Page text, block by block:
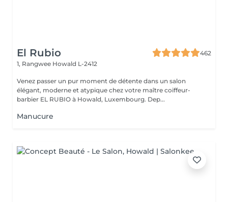
El Rubio
462
1, Rangwee Howald L-2412
Venez passer un pur moment de détente dans un salon
élégant, moderne et atypique chez votre maître coiffeur-
barbier EL RUBIO à Howald, Luxembourg. Dep...
Manucure